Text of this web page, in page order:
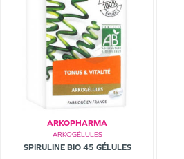
ARKOPHARMA
ARKOGÉLULES
SPIRULINE BIO 45 GÉLULES